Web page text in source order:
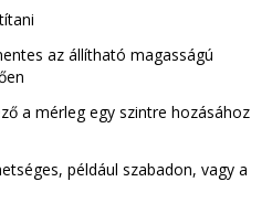
az állítható magasságú
a mérleg egy szintre hozásához
például szabadon, vagy a